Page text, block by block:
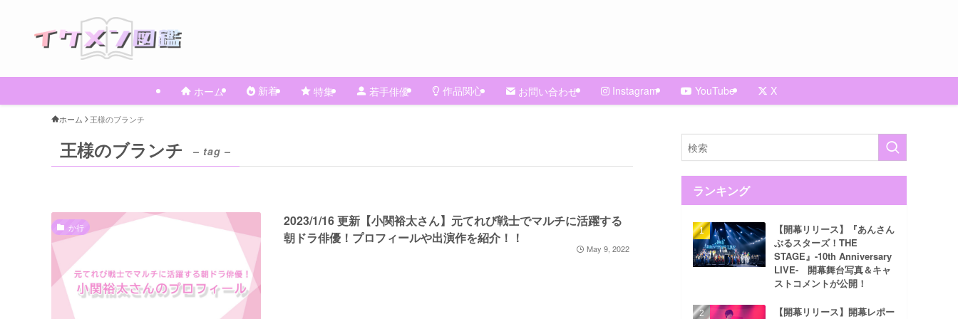
ホーム 新着 特集 若手俳優 作品関心 お問い合わせ Instagram YouTube X
ホーム 王様のブランチ
王様のブランチ – tag –
か行
2023/1/16 更新【小関裕太さん】元てれび戦士でマルチに活躍する
朝ドラ俳優！プロフィールや出演作を紹介！！
May 9, 2022
ランキング
【開幕リリース】『あんさん
ぶるスターズ！THE
STAGE』-10th Anniversary
LIVE- 開幕舞台写真＆キャ
ストコメントが公開！
【開幕リリース】開幕レポー